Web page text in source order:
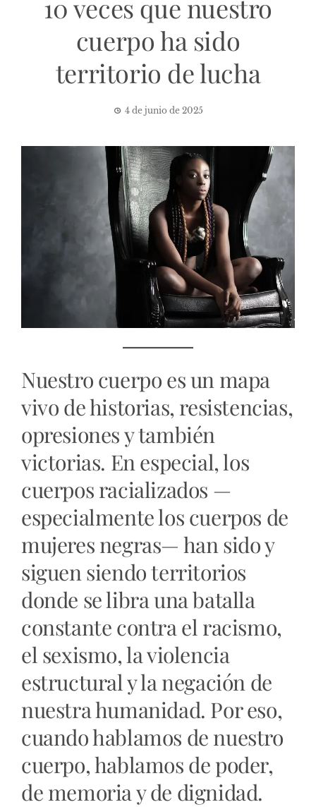
10 veces que nuestro
cuerpo ha sido
territorio de lucha
4 de junio de 2025
Nuestro cuerpo es un mapa
vivo de historias, resistencias,
opresiones y también
victorias. En especial, los
cuerpos racializados —
especialmente los cuerpos de
mujeres negras— han sido y
siguen siendo territorios
donde se libra una batalla
constante contra el racismo,
el sexismo, la violencia
estructural y la negación de
nuestra humanidad. Por eso,
cuando hablamos de nuestro
cuerpo, hablamos de poder,
de memoria y de dignidad.